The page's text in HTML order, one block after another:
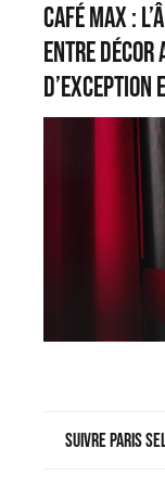
Café Max :
entre décor
d’exception
Suivre Paris